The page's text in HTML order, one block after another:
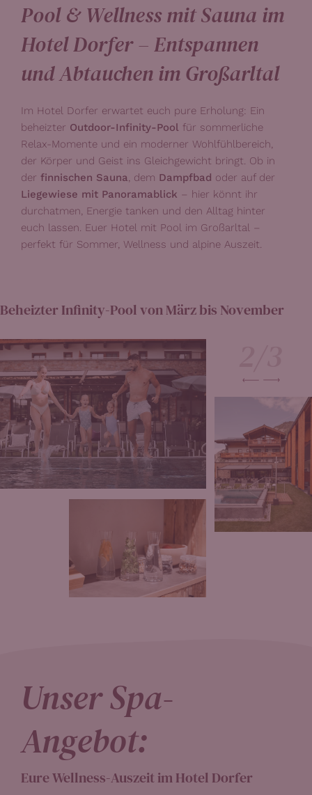
Pool & Wellness mit Sauna im
Hotel Dorfer – Entspannen
und Abtauchen im Großarltal
Im Hotel Dorfer erwartet euch pure Erholung: Ein
beheizter Outdoor-Infinity-Pool für sommerliche
Relax-Momente und ein moderner Wohlfühlbereich,
der Körper und Geist ins Gleichgewicht bringt. Ob in
der finnischen Sauna, dem Dampfbad oder auf der
Liegewiese mit Panoramablick – hier könnt ihr
durchatmen, Energie tanken und den Alltag hinter
euch lassen. Euer Hotel mit Pool im Großarltal –
perfekt für Sommer, Wellness und alpine Auszeit.
Beheizter Infinity-Pool von März bis November
Unser Spa-
Angebot:
Eure Wellness-Auszeit im Hotel Dorfer